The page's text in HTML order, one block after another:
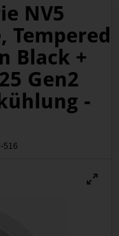
NV5
Tempered
Black +
Gen2
-
516